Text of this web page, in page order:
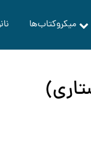
میکروکتاب‌ها